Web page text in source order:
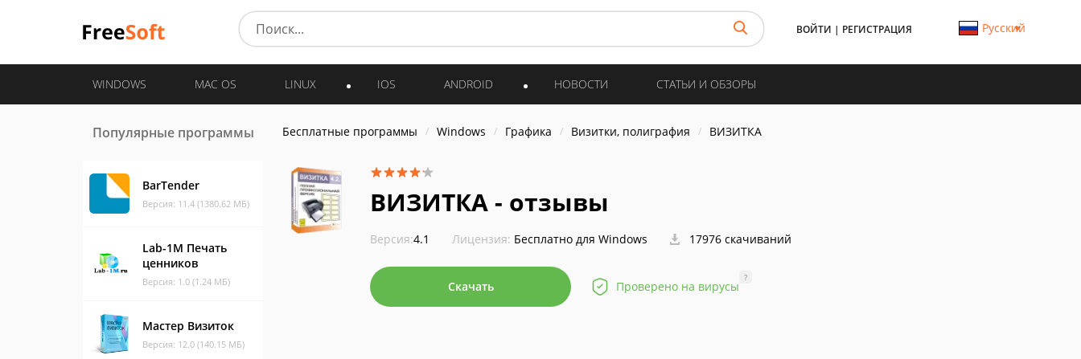
ВОЙТИ | РЕГИСТРАЦИЯ Русский
WINDOWS MAC OS LINUX IOS ANDROID НОВОСТИ СТАТЬИ И ОБЗОРЫ
Популярные программы
BarTender
Версия: 11.4 (1380.62 МБ)
Lab-1M Печать
ценников
Версия: 1.0 (1.24 МБ)
Мастер Визиток
Версия: 12.0 (140.15 МБ)
Бесплатные программы Windows Графика Визитки, полиграфия ВИЗИТКА
ВИЗИТКА - отзывы
Версия:4.1 Лицензия: Бесплатно для Windows 17976 скачиваний
Скачать Проверено на вирусы
?